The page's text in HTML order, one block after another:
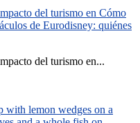
del turismo en Cómo
de Eurodisney: quiénes
del turismo en...